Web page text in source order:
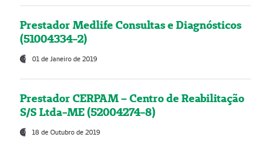
Prestador Medlife Consultas e Diagnósticos
(51004334-2)
01 de Janeiro de 2019
Prestador CERPAM – Centro de Reabilitação
S/S Ltda-ME (52004274-8)
18 de Outubro de 2019